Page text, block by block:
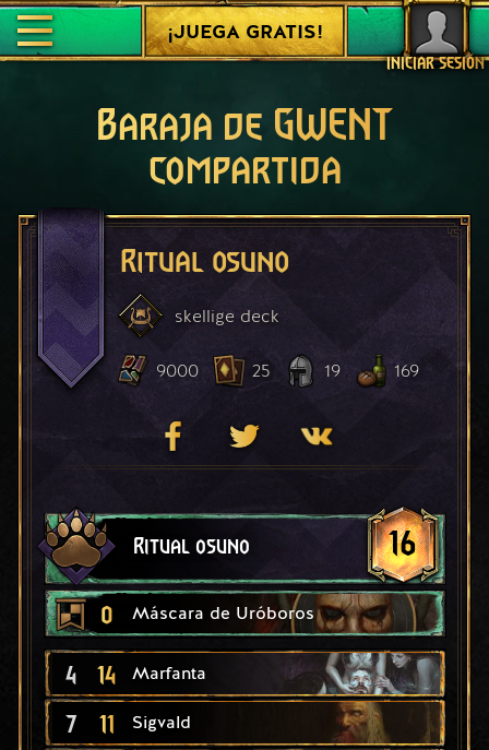
INICIAR SESIÓN
¡JUEGA GRATIS!
Baraja de GWENT
compartida
Ritual osuno
skellige deck
9000 25 19 169
Ritual osuno 16
0 Máscara de Uróboros
4 14 Marfanta
7 11 Sigvald